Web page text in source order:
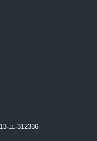
ユ-312336